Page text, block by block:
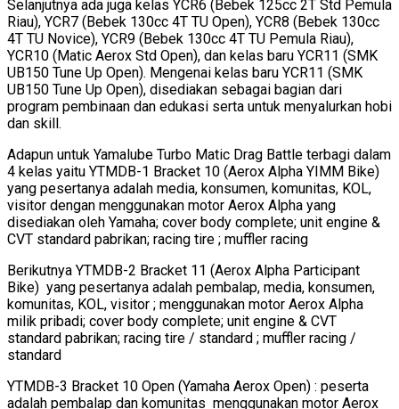
Selanjutnya ada juga kelas YCR6 (Bebek 125cc 2T Std Pemula
Riau), YCR7 (Bebek 130cc 4T TU Open), YCR8 (Bebek 130cc
4T TU Novice), YCR9 (Bebek 130cc 4T TU Pemula Riau),
YCR10 (Matic Aerox Std Open), dan kelas baru YCR11 (SMK
UB150 Tune Up Open). Mengenai kelas baru YCR11 (SMK
UB150 Tune Up Open), disediakan sebagai bagian dari
program pembinaan dan edukasi serta untuk menyalurkan hobi
dan skill.
Adapun untuk Yamalube Turbo Matic Drag Battle terbagi dalam
4 kelas yaitu YTMDB-1 Bracket 10 (Aerox Alpha YIMM Bike)
yang pesertanya adalah media, konsumen, komunitas, KOL,
visitor dengan menggunakan motor Aerox Alpha yang
disediakan oleh Yamaha; cover body complete; unit engine &
CVT standard pabrikan; racing tire ; muffler racing
Berikutnya YTMDB-2 Bracket 11 (Aerox Alpha Participant
Bike) yang pesertanya adalah pembalap, media, konsumen,
komunitas, KOL, visitor ; menggunakan motor Aerox Alpha
milik pribadi; cover body complete; unit engine & CVT
standard pabrikan; racing tire / standard ; muffler racing /
standard
YTMDB-3 Bracket 10 Open (Yamaha Aerox Open) : peserta
adalah pembalap dan komunitas menggunakan motor Aerox